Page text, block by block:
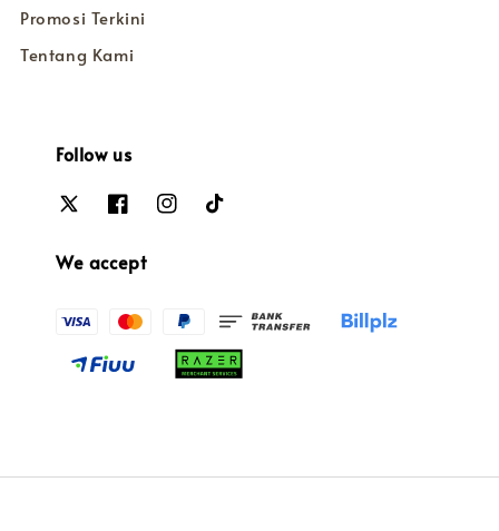
Promosi Terkini
Tentang Kami
Follow us
We accept